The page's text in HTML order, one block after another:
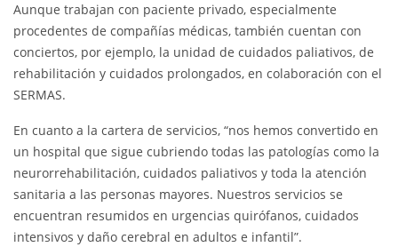
Aunque trabajan con paciente privado, especialmente
procedentes de compañías médicas, también cuentan con
conciertos, por ejemplo, la unidad de cuidados paliativos, de
rehabilitación y cuidados prolongados, en colaboración con el
SERMAS.
En cuanto a la cartera de servicios, “nos hemos convertido en
un hospital que sigue cubriendo todas las patologías como la
neurorrehabilitación, cuidados paliativos y toda la atención
sanitaria a las personas mayores. Nuestros servicios se
encuentran resumidos en urgencias quirófanos, cuidados
intensivos y daño cerebral en adultos e infantil”.